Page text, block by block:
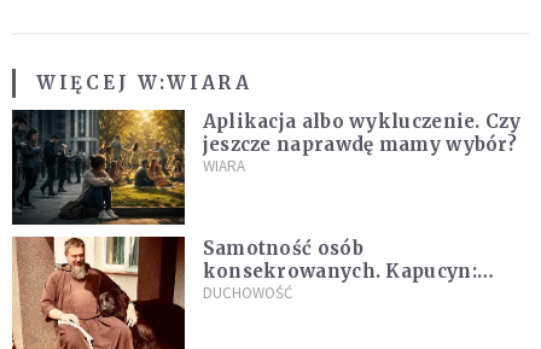
WIĘCEJ W:WIARA
Aplikacja albo wykluczenie. Czy
jeszcze naprawdę mamy wybór?
WIARA
Samotność osób
konsekrowanych. Kapucyn:
Życie w pojedynkę rzadko jest
DUCHOWOŚĆ